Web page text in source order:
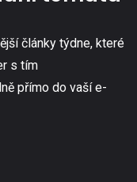
články týdne, které
s tím
přímo do vaší e-